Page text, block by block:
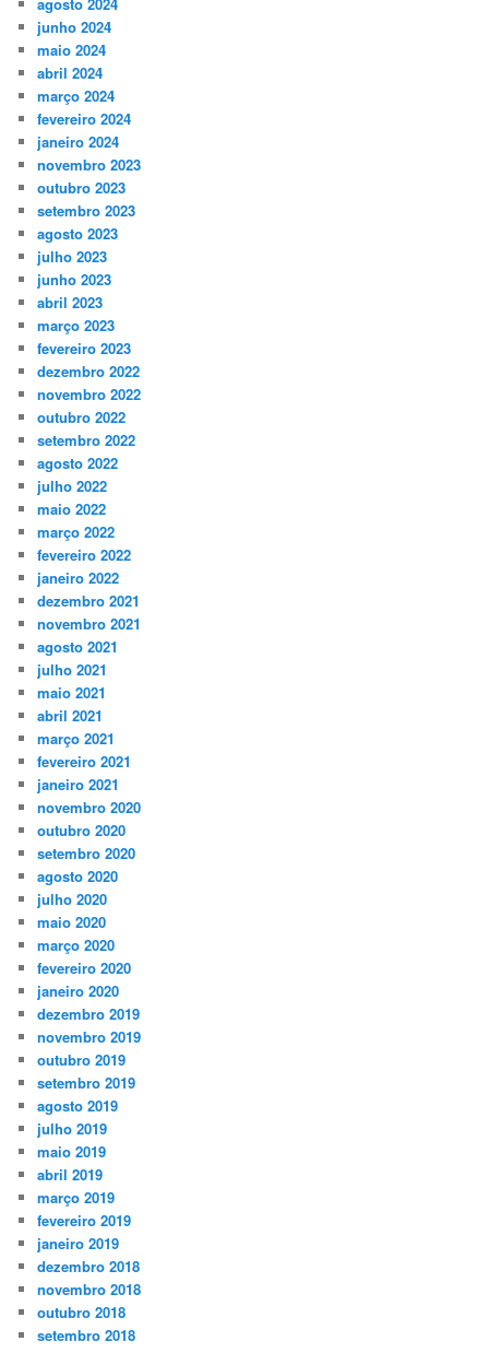
agosto 2024
junho 2024
maio 2024
abril 2024
março 2024
fevereiro 2024
janeiro 2024
novembro 2023
outubro 2023
setembro 2023
agosto 2023
julho 2023
junho 2023
abril 2023
março 2023
fevereiro 2023
dezembro 2022
novembro 2022
outubro 2022
setembro 2022
agosto 2022
julho 2022
maio 2022
março 2022
fevereiro 2022
janeiro 2022
dezembro 2021
novembro 2021
agosto 2021
julho 2021
maio 2021
abril 2021
março 2021
fevereiro 2021
janeiro 2021
novembro 2020
outubro 2020
setembro 2020
agosto 2020
julho 2020
maio 2020
março 2020
fevereiro 2020
janeiro 2020
dezembro 2019
novembro 2019
outubro 2019
setembro 2019
agosto 2019
julho 2019
maio 2019
abril 2019
março 2019
fevereiro 2019
janeiro 2019
dezembro 2018
novembro 2018
outubro 2018
setembro 2018